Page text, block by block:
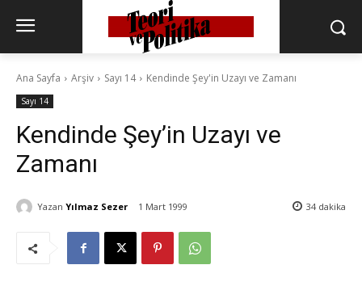
Ana Sayfa Arşiv Sayı 14 Kendinde Şey'in Uzayı ve Zamanı
Sayı 14
Kendinde Şey’in Uzayı ve
Zamanı
Yazan Yılmaz Sezer 1 Mart 1999 34 dakika